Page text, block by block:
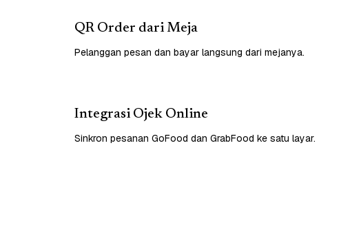
QR Order dari Meja
Pelanggan pesan dan bayar langsung dari mejanya.
Integrasi Ojek Online
Sinkron pesanan GoFood dan GrabFood ke satu layar.